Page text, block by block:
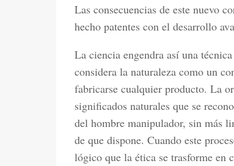
Las consecuencias de este nuevo
hecho patentes con el desarrollo
La ciencia engendra así una
considera la naturaleza como un
fabricarse cualquier producto. La
significados naturales que se
del hombre manipulador, sin más
de que dispone. Cuando este
lógico que la ética se trasforme en